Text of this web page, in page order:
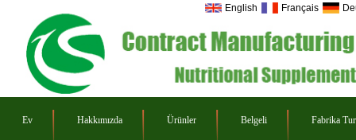
English Français
Ev Hakkımızda Ürünler Belgeli Fabrika